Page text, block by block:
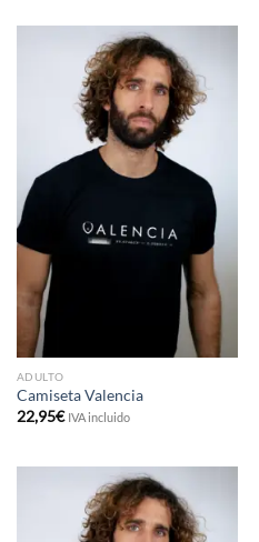
ADULTO
Camiseta Valencia
22,95€ IVA incluido